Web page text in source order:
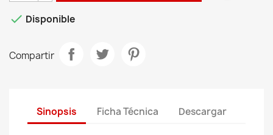
 Disponible
Compartir
Sinopsis Ficha Técnica Descargar